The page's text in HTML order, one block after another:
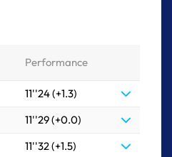
Performance
11''24 (+1.3)
11''29 (+0.0)
11''32 (+1.5)